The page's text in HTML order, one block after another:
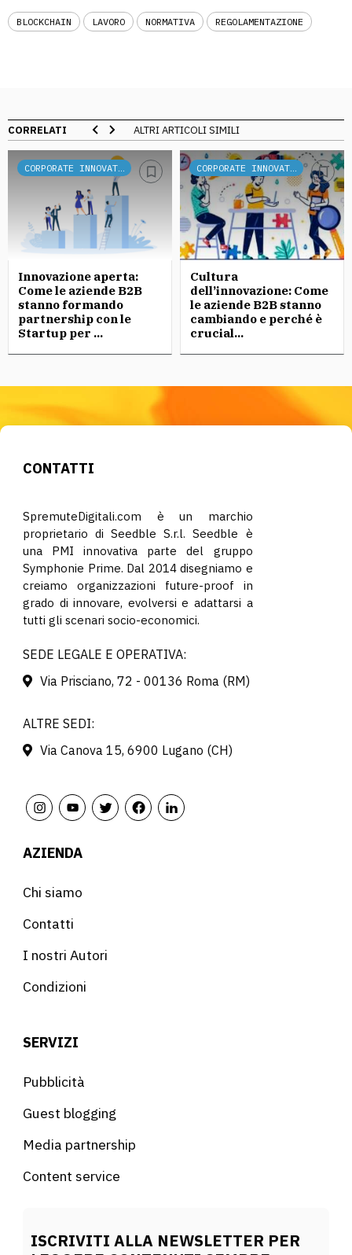
BLOCKCHAIN LAVORO NORMATIVA REGOLAMENTAZIONE
CORRELATI ALTRI ARTICOLI SIMILI
Innovazione aperta:
Come le aziende B2B
stanno formando
partnership con le
Startup per ...
Cultura
dell’innovazione: Come
le aziende B2B stanno
cambiando e perché è
crucial...
CONTATTI
SpremuteDigitali.com è un marchio
proprietario di Seedble S.r.l. Seedble è
una PMI innovativa parte del gruppo
Symphonie Prime. Dal 2014 disegniamo e
creiamo organizzazioni future-proof in
grado di innovare, evolversi e adattarsi a
tutti gli scenari socio-economici.
SEDE LEGALE E OPERATIVA:
Via Prisciano, 72 - 00136 Roma (RM)
ALTRE SEDI:
Via Canova 15, 6900 Lugano (CH)
AZIENDA
Chi siamo
Contatti
I nostri Autori
Condizioni
SERVIZI
Pubblicità
Guest blogging
Media partnership
Content service
ISCRIVITI ALLA NEWSLETTER PER